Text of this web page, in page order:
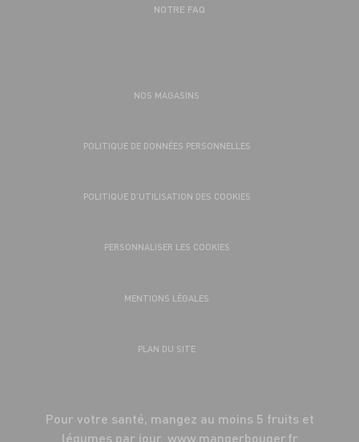
NOTRE FAQ
NOS MAGASINS
POLITIQUE DE DONNÉES PERSONNELLES
POLITIQUE D’UTILISATION DES COOKIES
PERSONNALISER LES COOKIES
MENTIONS LÉGALES
PLAN DU SITE
Pour votre santé, mangez au moins 5 fruits et
légumes par jour. www.mangerbouger.fr